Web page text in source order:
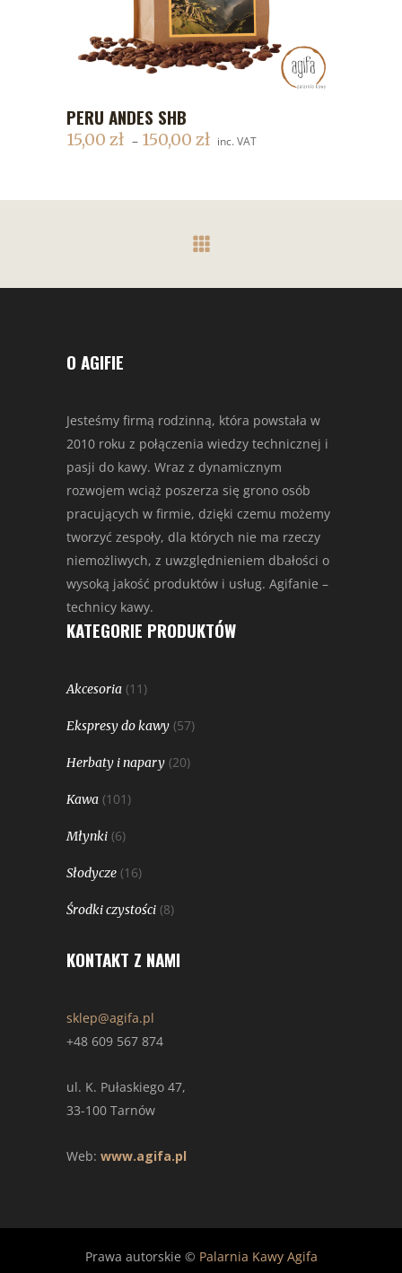
DODAJ DO KOSZYKA
PERU ANDES SHB
15,00 zł – 150,00 zł inc. VAT
O AGIFIE
Jesteśmy firmą rodzinną, która powstała w
2010 roku z połączenia wiedzy technicznej i
pasji do kawy. Wraz z dynamicznym
rozwojem wciąż poszerza się grono osób
pracujących w firmie, dzięki czemu możemy
tworzyć zespoły, dla których nie ma rzeczy
niemożliwych, z uwzględnieniem dbałości o
wysoką jakość produktów i usług. Agifanie –
technicy kawy.
KATEGORIE PRODUKTÓW
Akcesoria (11)
Ekspresy do kawy (57)
Herbaty i napary (20)
Kawa (101)
Młynki (6)
Słodycze (16)
Środki czystości (8)
KONTAKT Z NAMI
sklep@agifa.pl
+48 609 567 874
ul. K. Pułaskiego 47,
33-100 Tarnów
Web: www.agifa.pl
Prawa autorskie © Palarnia Kawy Agifa